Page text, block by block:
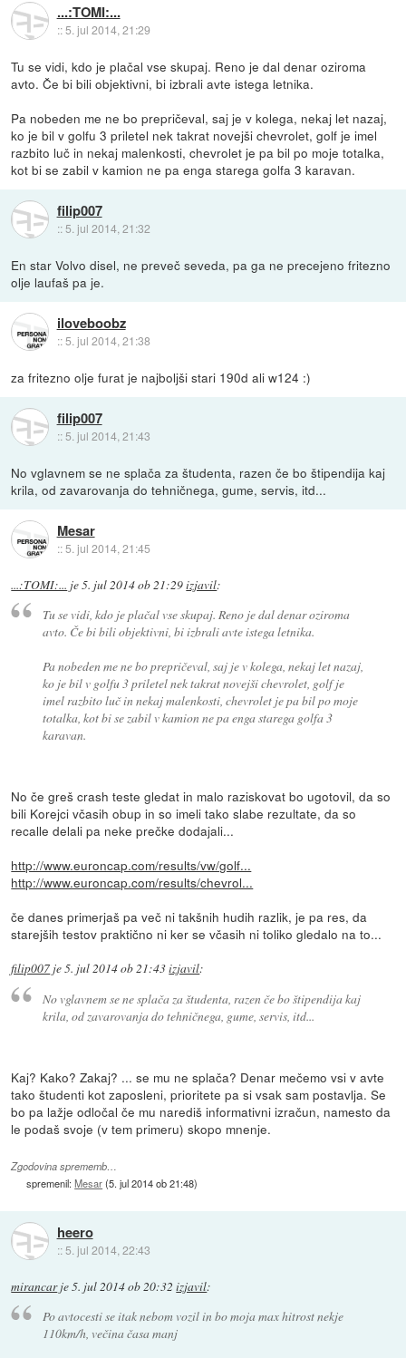
...:TOMI:...
::5. jul 2014, 21:29
Tu se vidi, kdo je plačal vse skupaj. Reno je dal denar oziroma
avto. Če bi bili objektivni, bi izbrali avte istega letnika.
Pa nobeden me ne bo prepričeval, saj je v kolega, nekaj let nazaj,
ko je bil v golfu 3 priletel nek takrat novejši chevrolet, golf je imel
razbito luč in nekaj malenkosti, chevrolet je pa bil po moje totalka,
kot bi se zabil v kamion ne pa enga starega golfa 3 karavan.
filip007
:: 5. jul 2014, 21:32
En star Volvo disel, ne preveč seveda, pa ga ne precejeno fritezno
olje laufaš pa je.
iloveboobz
::5. jul 2014, 21:38
za fritezno olje furat je najboljši stari 190d ali w124 :)
filip007
:: 5. jul 2014, 21:43
No vglavnem se ne splača za študenta, razen če bo štipendija kaj
krila, od zavarovanja do tehničnega, gume, servis, itd...
Mesar
::5. jul 2014, 21:45
...:TOMI:... je5. jul 2014 ob 21:29izjavil:
Tu se vidi, kdo je plačal vse skupaj. Reno je dal denar oziroma
avto. Če bi bili objektivni, bi izbrali avte istega letnika.
Pa nobeden me ne bo prepričeval, saj je v kolega, nekaj let nazaj,
ko je bil v golfu 3 priletel nek takrat novejši chevrolet, golf je
imel razbito luč in nekaj malenkosti, chevrolet je pa bil po moje
totalka, kot bi se zabil v kamion ne pa enga starega golfa 3
karavan.
No če greš crash teste gledat in malo raziskovat bo ugotovil, da so
bili Korejci včasih obup in so imeli tako slabe rezultate, da so
recalle delali pa neke prečke dodajali...
http://www.euroncap.com/results/vw/golf...
http://www.euroncap.com/results/chevrol...
če danes primerjaš pa več ni takšnih hudih razlik, je pa res, da
starejših testov praktično ni ker se včasih ni toliko gledalo na to...
filip007 je5. jul 2014 ob 21:43izjavil:
No vglavnem se ne splača za študenta, razen če bo štipendija kaj
krila, od zavarovanja do tehničnega, gume, servis, itd...
Kaj? Kako? Zakaj? ... se mu ne splača? Denar mečemo vsi v avte
tako študenti kot zaposleni, prioritete pa si vsak sam postavlja. Se
bo pa lažje odločal če mu narediš informativni izračun, namesto da
le podaš svoje (v tem primeru) skopo mnenje.
Zgodovina sprememb…
spremenil:Mesar(5. jul 2014 ob 21:48)
heero
:: 5. jul 2014, 22:43
mirancarje5. jul 2014 ob 20:32 izjavil:
Po avtocesti se itak nebom vozil in bo moja max hitrost nekje
110km/h, večina časa manj